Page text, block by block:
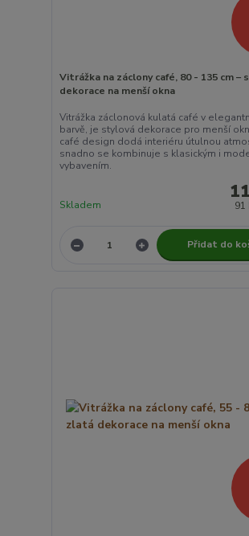
Vitrážka na záclony café, 80 - 135 cm –
dekorace na menší okna
Vitrážka záclonová kulatá café v
barvě, je stylová dekorace pro menší
café design dodá interiéru útulnou
snadno se kombinuje s klasickým i
vybavením.
91
Skladem
Přidat do